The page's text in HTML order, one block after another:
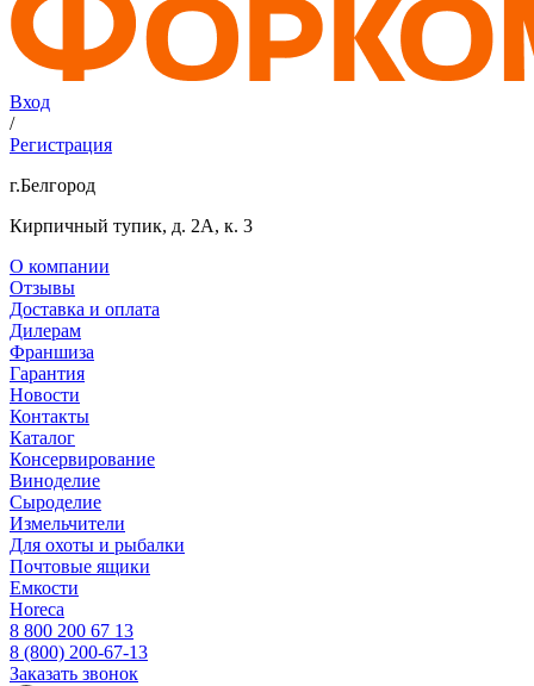
Вход
/
Регистрация
г.Белгород
Кирпичный тупик, д. 2А, к. 3
О компании
Отзывы
Доставка и оплата
Дилерам
Франшиза
Гарантия
Новости
Контакты
Каталог
Консервирование
Виноделие
Сыроделие
Измельчители
Для охоты и рыбалки
Почтовые ящики
Емкости
Horeca
8 800 200 67 13
8 (800) 200-67-13
Заказать звонок